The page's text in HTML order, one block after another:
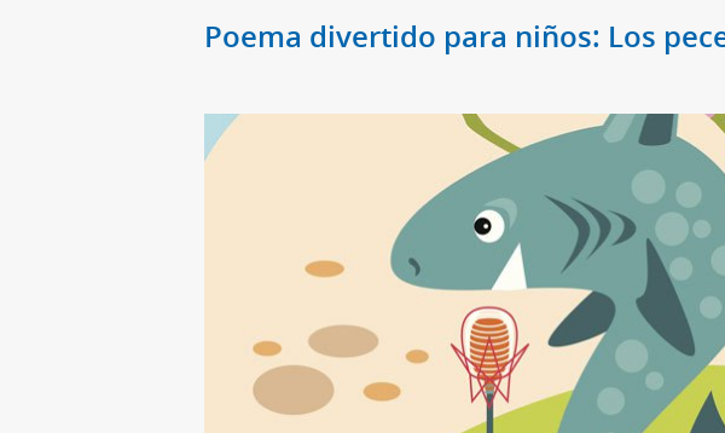
Poema divertido para niños: Los